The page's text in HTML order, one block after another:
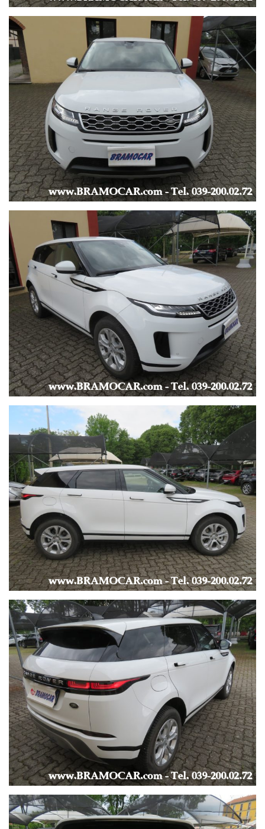
-
--- EXTRA ---
-
CERCHI IN LEGA DA 18’’ -
OMOLOGATA 5 POSTI -
RUOTINO DI SCORTA -
KIT ATTREZZI -
SEDILI SPORTIVI / SEDILE REGOLABILE IN ALTEZZA -
-
--- MULTIMEDIA ---
-
AUTORADIO ORIGINALE LANDROVER -
AUTORADIO DAB -
ANDROID AUTO / APPLE CARPLAY -
BLUETOOTH -
MP3, USB -
COMPUTER DI BORDO -
SISTEMA DI NAVIGAZIONE con APPCONNECT -
RADIO TOUCH SCREEN -
VIVAVOCE -
VOLANTE MULTIFUNZIONE -
-
--- CONSUMI ---
-
URBANO: lt/100km, 3.3 -
EXTRAURBANO: lt/100km, 4.3 -
COMBINATO: lt/100km, 5.1 -
-
KM 72.934 -
UNICO PROPRIETARIO -
ULTIMO TAGLIANDO EFFETTUATO a KM 71.568 il 30/12/2025
-
ULTIMA REVISIONE EFFETTUATA il 08/05/2025 a KM 61.539 -
FINANZIABILE ANCHE SENZA ANTICIPO -
EVENTUALE RITIRO USATO -
-
LUNGHEZZA AUTO: 4.371 mt -
LARGHEZZA AUTO: 1.904 mt -
-
* Foto più dettagliate sono visibili direttamente sul nostro sito
al seguente Link: https://www.bramocar.it *
* Le informazioni fornite non hanno nessun valore contrattuale
in quanto potrebbero contenere imprecisioni.*
* Visita il nostro sito: www.BRAMOCAR.it*